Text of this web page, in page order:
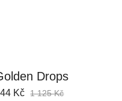
Drops
Kč 1 125Kč